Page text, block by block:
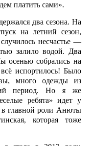
платить сами».
два сезона. На
на летний сезон,
несчастье —
залило водой. Два
осенью собрались на
испортилось! Было
много одежды из
период. Но я же
ребята» идет у
в главной роли Анюты
которая тоже